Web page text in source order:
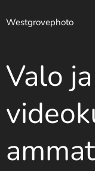
Westgrovephoto
Valo ja